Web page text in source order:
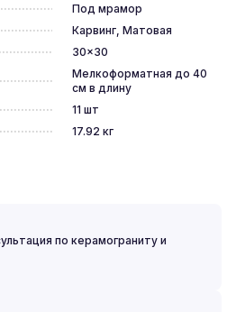
Под мрамор
Карвинг, Матовая
30x30
Мелкоформатная до 40
см в длину
11 шт
17.92 кг
по керамограниту и